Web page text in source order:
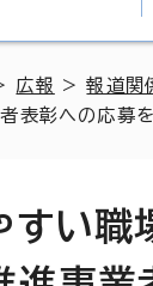
広報 >報道関
表彰への応募
すい職